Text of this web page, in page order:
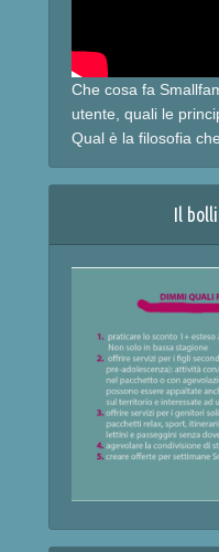
Che cosa fa
utente, quali le
Qual è la filosofia
Il